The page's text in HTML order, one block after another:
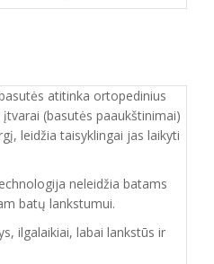
atitinka ortopedinius
(basutės paaukštinimai)
leidžia taisyklingai jas laikyti
neleidžia batams
batų lankstumui.
ilgalaikiai, labai lankstūs ir